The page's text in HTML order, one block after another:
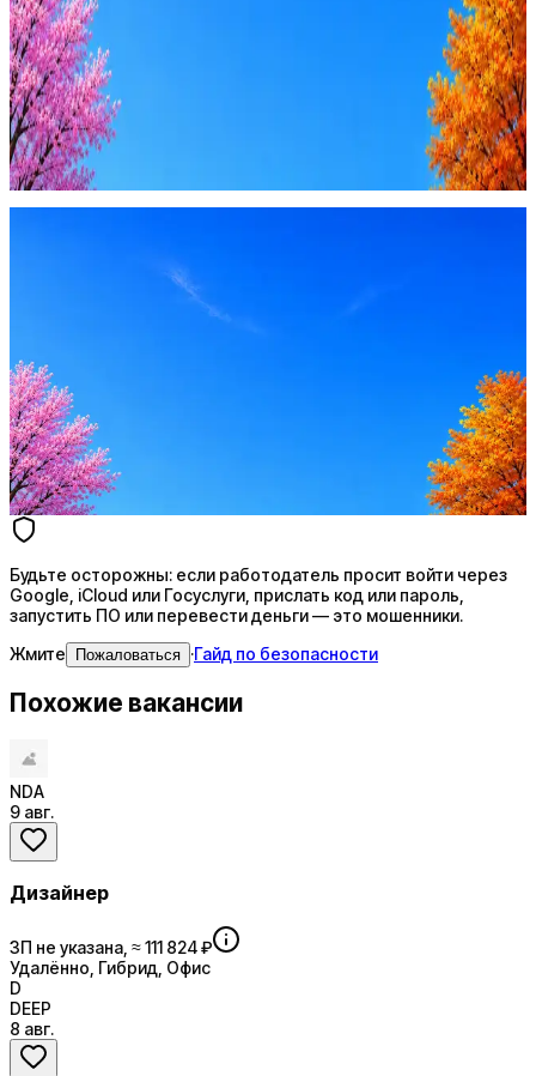
Будьте осторожны: если работодатель просит войти через
Google, iCloud или Госуслуги, прислать код или пароль,
запустить ПО или перевести деньги — это мошенники.
Жмите Пожаловаться
Стратегия поиска с AI: рынки, позиции, вилка, каналы
Будьте осторожны: если работодатель просит войти через
Google, iCloud или Госуслуги, прислать код или пароль,
запустить ПО или перевести деньги — это мошенники.
Жмите
Пожаловаться ·Гайд по безопасности
Похожие вакансии
NDA
9 авг.
Дизайнер
ЗП не указана, ≈ 111 824 ₽
Удалённо, Гибрид, Офис
D
DEEP
8 авг.